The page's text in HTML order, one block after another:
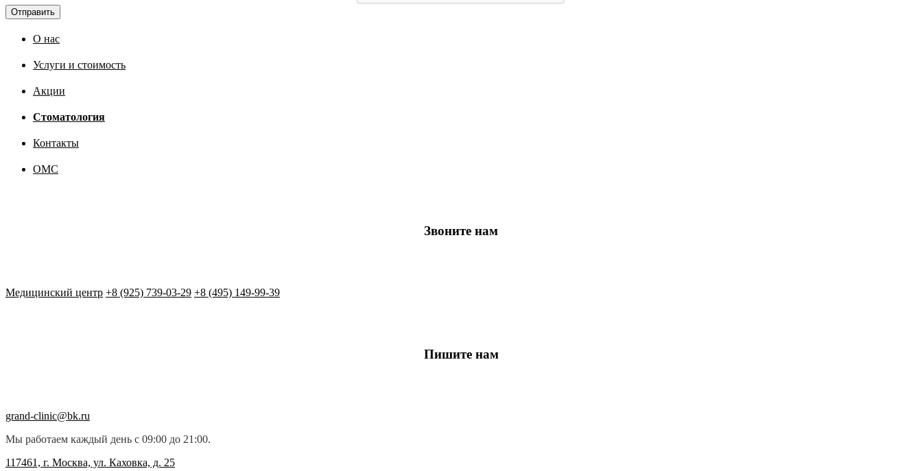
Отправить
О нас
Услуги и стоимость
Акции
Стоматология
Контакты
ОМС
Звоните нам
Медицинский центр +8 (925) 739-03-29 +8 (495) 149-99-39
Пишите нам
grand-clinic@bk.ru
Мы работаем каждый день с 09:00 до 21:00.
117461, г. Москва, ул. Каховка, д. 25